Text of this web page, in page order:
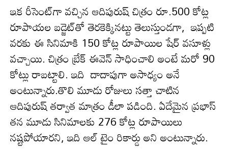
ఇక రీసెంట్‌గా వ‌చ్చిన ఆదిపురుష్ చిత్రం రూ.500 కోట్ల
రూపాయ‌ల బ‌డ్జెట్‌తో తెర‌కెక్కిన‌ట్టు తెలుస్తుండ‌గా, ఇప్పటి
వరకు ఈ సినిమాకి 150 కోట్ల రూపాయిల షేర్ వసూళ్లు
వచ్చాయి. చిత్రం బ్రేక్ ఈవెన్ సాధించాలి అంటే మరో 90
కోట్లు రాబట్టాలి. ఇది దాదాపుగా అసాధ్యం అనే
అంటున్నారు.తొలి మూడు రోజులు స‌త్తా చాటిన
ఆదిపురుష్ త‌ర్వాత మాత్రం డీలా పడింది. ఏదేమైన ప్ర‌భాస్
త‌న మూడు సినిమాలకు 276 కోట్ల రూపాయిలు
నష్టపోయారని, ఇది ఆల్ టైం రికార్డు అని అంటున్నారు.